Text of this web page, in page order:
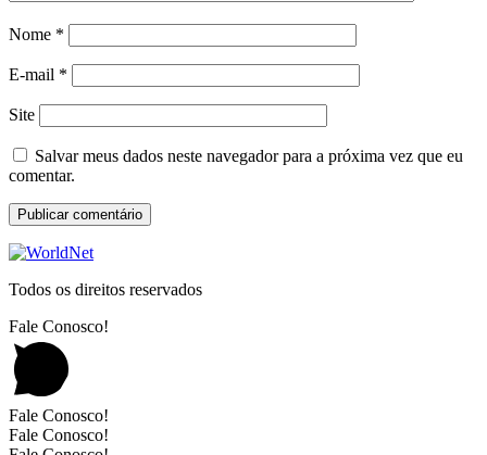
Nome *
E-mail *
Site
Salvar meus dados neste navegador para a próxima vez que eu
comentar.
Todos os direitos reservados
Fale Conosco!
Fale Conosco!
Fale Conosco!